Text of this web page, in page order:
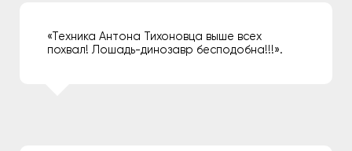
«Техника Антона Тихоновца выше всех
похвал! Лошадь-динозавр бесподобна!!!».